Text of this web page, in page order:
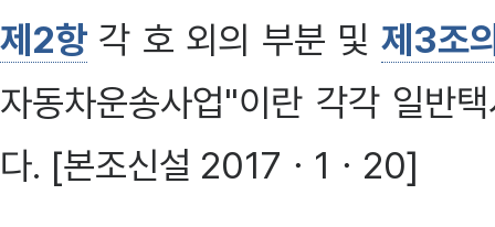
제2항 각 호 외의 부분 및 제3조
자동차운송사업"이란 각각 일반
다. [본조신설 2017ㆍ1ㆍ20]